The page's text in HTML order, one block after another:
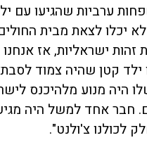
ערביות שהגיעו עם
יכלו לצאת מבית
ישראליות, אז אנחנו
ילד קטן שהיה צמוד
היה מנוע מלהיכנס
חבר אחד למשל היה
לכולנו צ'ולנט".